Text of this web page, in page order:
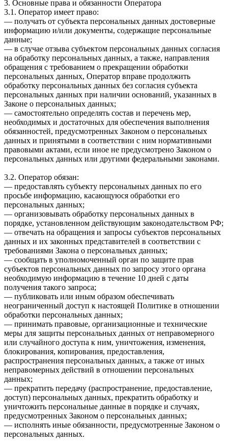
3. Основные права и обязанности Оператора
3.1. Оператор имеет право:
— получать от субъекта персональных данных достоверные
информацию и/или документы, содержащие персональные
данные;
— в случае отзыва субъектом персональных данных согласия
на обработку персональных данных, а также, направления
обращения с требованием о прекращении обработки
персональных данных, Оператор вправе продолжить
обработку персональных данных без согласия субъекта
персональных данных при наличии оснований, указанных в
Законе о персональных данных;
— самостоятельно определять состав и перечень мер,
необходимых и достаточных для обеспечения выполнения
обязанностей, предусмотренных Законом о персональных
данных и принятыми в соответствии с ним нормативными
правовыми актами, если иное не предусмотрено Законом о
персональных данных или другими федеральными законами.
3.2. Оператор обязан:
— предоставлять субъекту персональных данных по его
просьбе информацию, касающуюся обработки его
персональных данных;
— организовывать обработку персональных данных в
порядке, установленном действующим законодательством РФ;
— отвечать на обращения и запросы субъектов персональных
данных и их законных представителей в соответствии с
требованиями Закона о персональных данных;
— сообщать в уполномоченный орган по защите прав
субъектов персональных данных по запросу этого органа
необходимую информацию в течение 10 дней с даты
получения такого запроса;
— публиковать или иным образом обеспечивать
неограниченный доступ к настоящей Политике в отношении
обработки персональных данных;
— принимать правовые, организационные и технические
меры для защиты персональных данных от неправомерного
или случайного доступа к ним, уничтожения, изменения,
блокирования, копирования, предоставления,
распространения персональных данных, а также от иных
неправомерных действий в отношении персональных
данных;
— прекратить передачу (распространение, предоставление,
доступ) персональных данных, прекратить обработку и
уничтожить персональные данные в порядке и случаях,
предусмотренных Законом о персональных данных;
— исполнять иные обязанности, предусмотренные Законом о
персональных данных.